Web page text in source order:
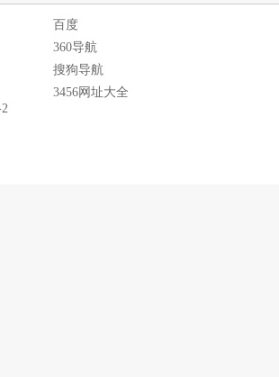
百度
360导航
搜狗导航
3456网址大全